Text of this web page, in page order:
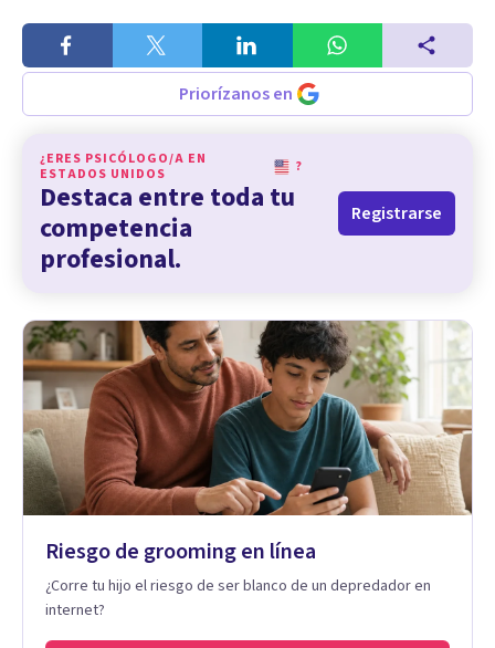
Priorízanos en
¿ERES PSICÓLOGO/A EN
ESTADOS UNIDOS
?
Destaca entre toda tu
competencia
profesional.
Registrarse
Riesgo de grooming en línea
¿Corre tu hijo el riesgo de ser blanco de un depredador en
internet?